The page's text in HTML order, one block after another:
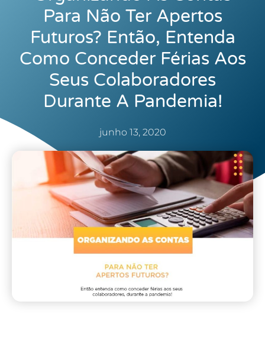
Para Não Ter Apertos
Futuros? Então, Entenda
Como Conceder Férias Aos
Seus Colaboradores
Durante A Pandemia!
junho 13, 2020